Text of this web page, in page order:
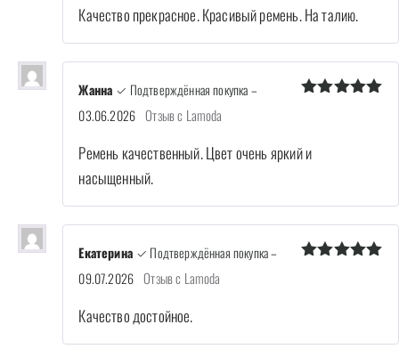
Качество прекрасное. Красивый ремень. На талию.
Жанна ✓ Подтверждённая покупка–
03.06.2026 Отзыв с Lamoda
Ремень качественный. Цвет очень яркий и
насыщенный.
Екатерина ✓ Подтверждённая покупка–
09.07.2026 Отзыв с Lamoda
Качество достойное.